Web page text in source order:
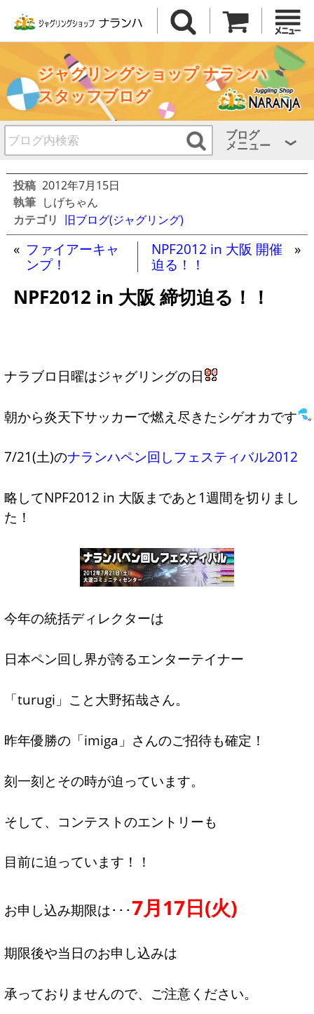
ジャグリングショップ ナランハ
スタッフブログ
ブログ
メニュー
投稿 2012年7月15日
執筆 しげちゃん
カテゴリ 旧ブログ(ジャグリング)
« ファイアーキャ
ンプ！
NPF2012 in 大阪 開催
迫る！！
»
NPF2012 in 大阪 締切迫る！！
ナラブロ日曜はジャグリングの日
朝から炎天下サッカーで燃え尽きたシゲオカです
7/21(土)のナランハペン回しフェスティバル2012
略してNPF2012 in 大阪まであと1週間を切りまし
た！
今年の統括ディレクターは
日本ペン回し界が誇るエンターテイナー
「turugi」こと大野拓哉さん。
昨年優勝の「imiga」さんのご招待も確定！
刻一刻とその時が迫っています。
そして、コンテストのエントリーも
目前に迫っています！！
お申し込み期限は･･･7月17日(火)
期限後や当日のお申し込みは
承っておりませんので、ご注意ください。